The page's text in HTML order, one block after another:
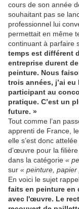
cours de son année
souhaitant pas se
professionnel lui
permettait en même
continuant à parfaire
temps est différent
entreprise durent
peinture. Nous
trois années, j’ai
participant au
pratique. C’est un
future. »
Tout comme l’an
apprenti de France,
elle s’est donc
d’œuvre pour la filière
dans la catégorie «
sur « peinture,
En voici le sujet
faits en peinture en
avec l'œuvre. Le